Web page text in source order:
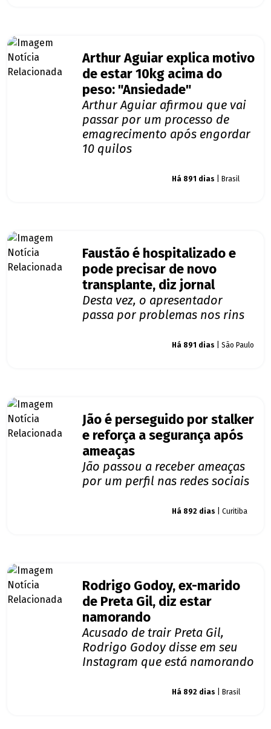
Arthur Aguiar explica motivo
de estar 10kg acima do
peso: "Ansiedade"
Arthur Aguiar afirmou que vai
passar por um processo de
emagrecimento após engordar
10 quilos
Há 891 dias | Brasil
Faustão é hospitalizado e
pode precisar de novo
transplante, diz jornal
Desta vez, o apresentador
passa por problemas nos rins
Há 891 dias | São Paulo
Jão é perseguido por stalker
e reforça a segurança após
ameaças
Jão passou a receber ameaças
por um perfil nas redes sociais
Há 892 dias | Curitiba
Rodrigo Godoy, ex-marido
de Preta Gil, diz estar
namorando
Acusado de trair Preta Gil,
Rodrigo Godoy disse em seu
Instagram que está namorando
Há 892 dias | Brasil